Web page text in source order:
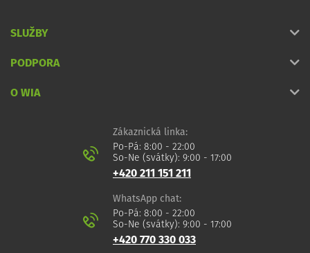
SLUŽBY
PODPORA
O WIA
Zákaznická linka:
Po-Pá: 8:00 - 22:00
So-Ne (svátky): 9:00 - 17:00
+420 211 151 211
WhatsApp chat:
Po-Pá: 8:00 - 22:00
So-Ne (svátky): 9:00 - 17:00
+420 770 330 033